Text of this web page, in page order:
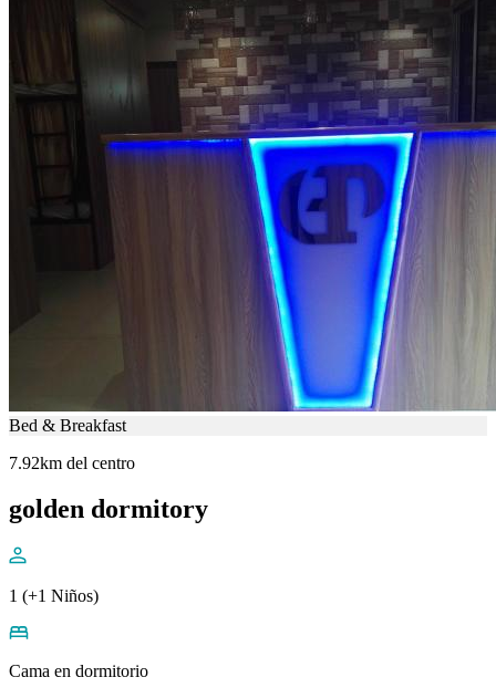
Bed & Breakfast
7.92km del centro
golden dormitory
1 (+1 Niños)
Cama en dormitorio